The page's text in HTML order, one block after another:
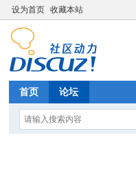
设为首页 收藏本站
首页 论坛